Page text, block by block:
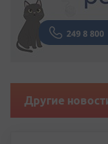
Другие